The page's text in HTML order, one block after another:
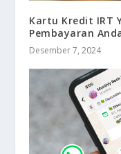
Kartu Kredit IRT
Pembayaran
Desember 7, 2024